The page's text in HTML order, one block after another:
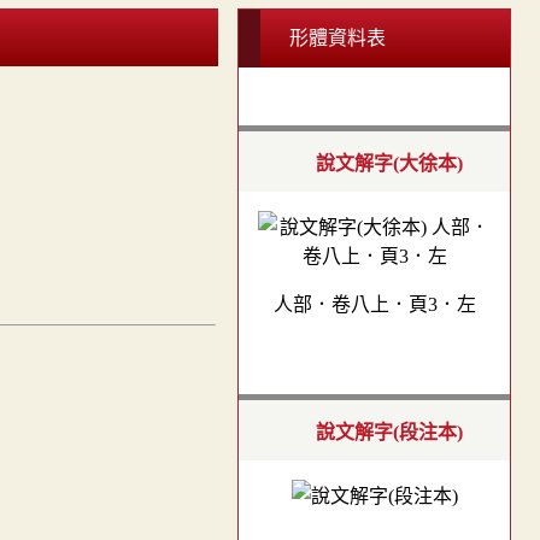
形體資料表
說文解字(大徐本)
人部．卷八上．頁3．左
說文解字(段注本)